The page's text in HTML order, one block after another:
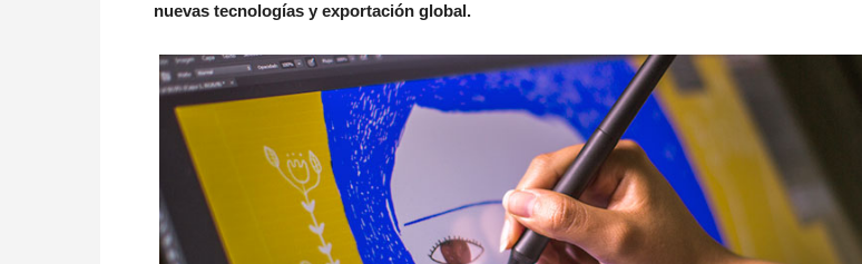
nuevas tecnologías y exportación global.